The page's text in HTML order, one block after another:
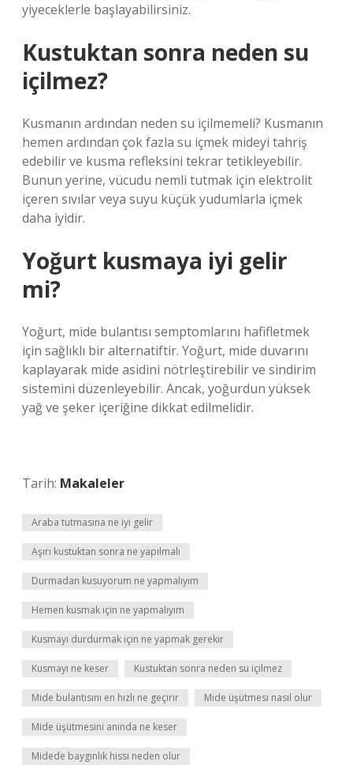
yiyeceklerle başlayabilirsiniz.
Kustuktan sonra neden su
içilmez?
Kusmanın ardından neden su içilmemeli? Kusmanın
hemen ardından çok fazla su içmek mideyi tahriş
edebilir ve kusma refleksini tekrar tetikleyebilir.
Bunun yerine, vücudu nemli tutmak için elektrolit
içeren sıvılar veya suyu küçük yudumlarla içmek
daha iyidir.
Yoğurt kusmaya iyi gelir
mi?
Yoğurt, mide bulantısı semptomlarını hafifletmek
için sağlıklı bir alternatiftir. Yoğurt, mide duvarını
kaplayarak mide asidini nötrleştirebilir ve sindirim
sistemini düzenleyebilir. Ancak, yoğurdun yüksek
yağ ve şeker içeriğine dikkat edilmelidir.
Tarih: Makaleler
Araba tutmasına ne iyi gelir
Aşırı kustuktan sonra ne yapılmalı
Durmadan kusuyorum ne yapmalıyım
Hemen kusmak için ne yapmalıyım
Kusmayı durdurmak için ne yapmak gerekir
Kusmayı ne keser Kustuktan sonra neden su içilmez
Mide bulantısını en hızlı ne geçirir Mide üşütmesi nasıl olur
Mide üşütmesini anında ne keser
Midede baygınlık hissi neden olur